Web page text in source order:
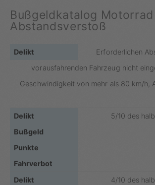
Bußgeldkatalog Motorrad
Abstandsverstoß
Erforderlichen
vorausfahrenden Fahrzeug nicht
Geschwindigkeit von mehr als 80 km/h,
5/10 des
4/10 des